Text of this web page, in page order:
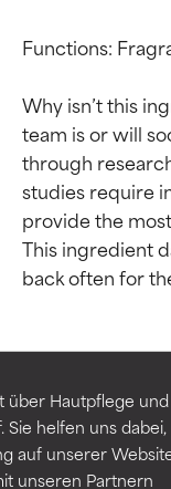
über Hautpflege und
helfen uns dabei,
auf unserer
unseren Partnern
Functions:
Why isn’t this
team is or will
through
studies require
provide the
This ingredient
die
die